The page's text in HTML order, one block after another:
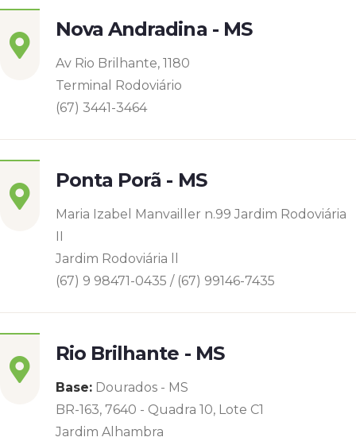
Nova Andradina - MS
Av Rio Brilhante, 1180
Terminal Rodoviário
(67) 3441-3464
Ponta Porã - MS
Maria Izabel Manvailler n.99 Jardim Rodoviária
II
Jardim Rodoviária ll
(67) 9 98471-0435 / (67) 99146-7435
Rio Brilhante - MS
Base: Dourados - MS
BR-163, 7640 - Quadra 10, Lote C1
Jardim Alhambra